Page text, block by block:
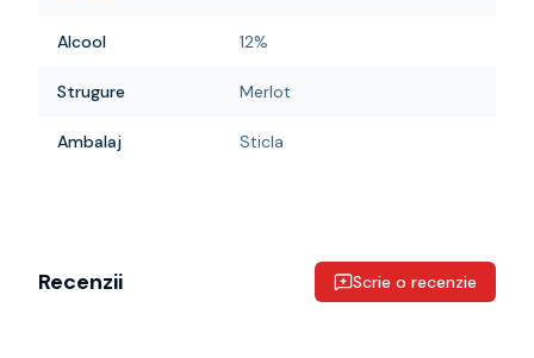
Alcool 12%
Strugure Merlot
Ambalaj Sticla
Recenzii Scrie o recenzie